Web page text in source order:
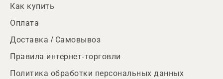
Как купить
Оплата
Доставка / Самовывоз
Правила интернет-торговли
Политика обработки персональных данных